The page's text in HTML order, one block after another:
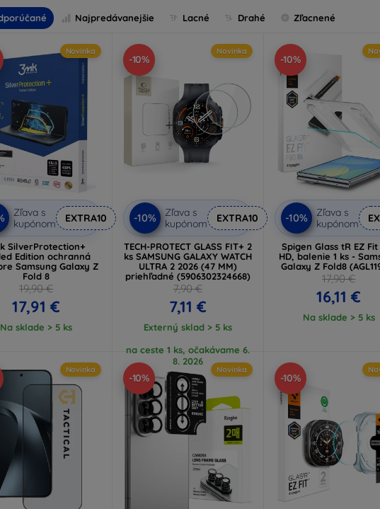
Najpredávanejšie Lacné Drahé Zľacnené
Novinka
Zľava s
kupónom
EXTRA10
SilverProtection+
Edition ochranná
Samsung Galaxy Z
Fold 8
19,90 €
17,91 €
Na sklade > 5 ks
-10%
Novinka
-10%
Zľava s
kupónom
EXTRA10
TECH-PROTECT GLASS FIT+ 2
ks SAMSUNG GALAXY WATCH
ULTRA 2 2026 (47 MM)
priehľadné (5906302324668)
7,90 €
7,11 €
Externý sklad > 5 ks
na ceste 1 ks, očakávame 6.
8. 2026
-10%
-10%
Zľava s
kupónom
Spigen Glass tR EZ
HD, balenie 1 ks -
Galaxy Z Fold8
17,90 €
16,11 €
Na sklade > 5 ks
Novinka
-10%
Novinka
-10%